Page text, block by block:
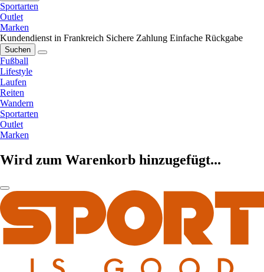
Sportarten
Outlet
Marken
Kundendienst in Frankreich Sichere Zahlung Einfache Rückgabe
Suchen
Fußball
Lifestyle
Laufen
Reiten
Wandern
Sportarten
Outlet
Marken
Wird zum Warenkorb hinzugefügt...